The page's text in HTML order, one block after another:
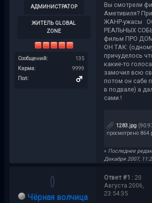
АДМИНИСТРАТОР
ЖИТЕЛЬ GLOBAL
ZONE
Сообщений:
135
Карма:
9999
Пол:
Вы смотрели
Аметивиля?
ЖАНР-ужасы
РЕАЛЬНЫХ
фильм ПРО
ОН ТАК:
причуделось
какие-то
замочил всю
потом он сабе
в подвале) а
сами.!
1283.jpg
просмотрено 864
« Последнее
Декабря 2007,
Чёрная волчица
Ответ #1 :20
Августа 2006,
23:54:35